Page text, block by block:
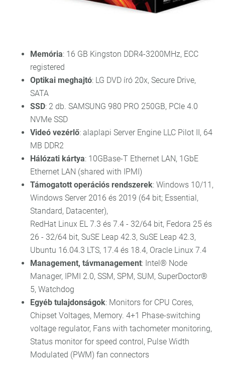
Memória: 16 GB Kingston DDR4-3200MHz, ECC
registered
Optikai meghajtó: LG DVD író 20x, Secure Drive,
SATA
SSD: 2 db. SAMSUNG 980 PRO 250GB, PCle 4.0
NVMe SSD
Videó vezérlő: alaplapi Server Engine LLC Pilot II, 64
MB DDR2
Hálózati kártya: 10GBase-T Ethernet LAN, 1GbE
Ethernet LAN (shared with IPMI)
Támogatott operációs rendszerek: Windows 10/11,
Windows Server 2016 és 2019 (64 bit; Essential,
Standard, Datacenter),
RedHat Linux EL 7.3 és 7.4 - 32/64 bit, Fedora 25 és
26 - 32/64 bit, SuSE Leap 42.3, SuSE Leap 42.3,
Ubuntu 16.04.3 LTS, 17.4 és 18.4, Oracle Linux 7.4
Management, távmanagement: Intel® Node
Manager, IPMI 2.0, SSM, SPM, SUM, SuperDoctor®
5, Watchdog
Egyéb tulajdonságok: Monitors for CPU Cores,
Chipset Voltages, Memory. 4+1 Phase-switching
voltage regulator, Fans with tachometer monitoring,
Status monitor for speed control, Pulse Width
Modulated (PWM) fan connectors